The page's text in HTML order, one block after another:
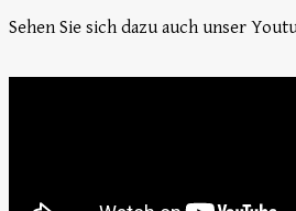
Sehen Sie sich dazu auch unser